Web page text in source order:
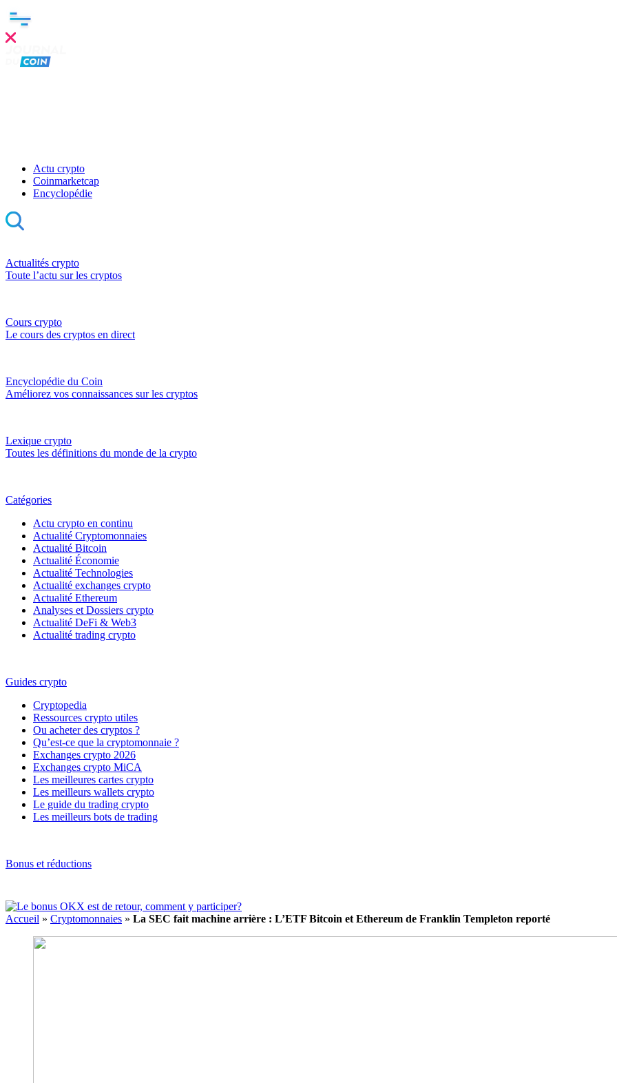
Actu crypto
Coinmarketcap
Encyclopédie
Actualités crypto
Toute l’actu sur les cryptos
Cours crypto
Le cours des cryptos en direct
Encyclopédie du Coin
Améliorez vos connaissances sur les cryptos
Lexique crypto
Toutes les définitions du monde de la crypto
Catégories
Actu crypto en continu
Actualité Cryptomonnaies
Actualité Bitcoin
Actualité Économie
Actualité Technologies
Actualité exchanges crypto
Actualité Ethereum
Analyses et Dossiers crypto
Actualité DeFi & Web3
Actualité trading crypto
Guides crypto
Cryptopedia
Ressources crypto utiles
Ou acheter des cryptos ?
Qu’est-ce que la cryptomonnaie ?
Exchanges crypto 2026
Exchanges crypto MiCA
Les meilleures cartes crypto
Les meilleurs wallets crypto
Le guide du trading crypto
Les meilleurs bots de trading
Bonus et réductions
Accueil » Cryptomonnaies » La SEC fait machine arrière : L’ETF Bitcoin et Ethereum de Franklin Templeton reporté